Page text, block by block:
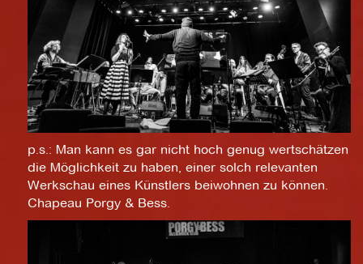
p.s.: Man kann es gar nicht hoch genug wertschätzen
die Möglichkeit zu haben, einer solch relevanten
Werkschau eines Künstlers beiwohnen zu können.
Chapeau Porgy & Bess.